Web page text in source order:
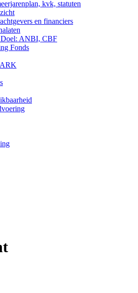
kvk, statuten
en financiers
Doel: ANBI, CBF
Fonds